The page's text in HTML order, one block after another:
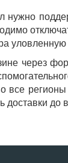
нужно
уловленную
через
все
до